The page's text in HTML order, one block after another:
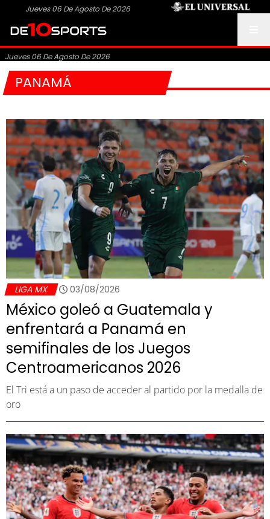
Jueves 06 De Agosto De 2026
Jueves 06 De Agosto De 2026
PANAMÁ
LIGA MX 03/08/2026
México goleó a Guatemala y
enfrentará a Panamá en
semifinales de los Juegos
Centroamericanos 2026
El Tri está a un paso de acceder al partido por la medalla de
oro